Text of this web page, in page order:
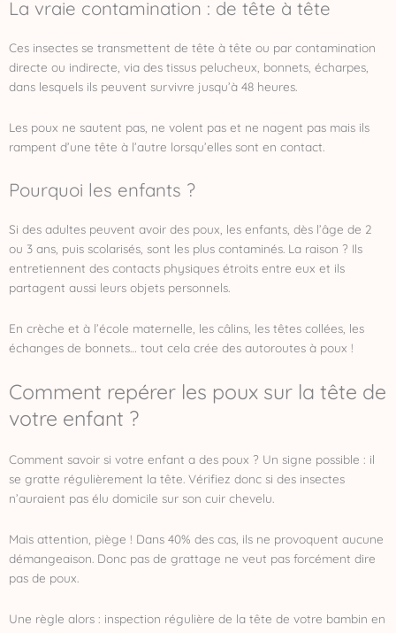
La vraie contamination : de tête à tête
Ces insectes se transmettent de tête à tête ou par contamination
directe ou indirecte, via des tissus pelucheux, bonnets, écharpes,
dans lesquels ils peuvent survivre jusqu’à 48 heures.
Les poux ne sautent pas, ne volent pas et ne nagent pas mais ils
rampent d’une tête à l’autre lorsqu’elles sont en contact.
Pourquoi les enfants ?
Si des adultes peuvent avoir des poux, les enfants, dès l’âge de 2
ou 3 ans, puis scolarisés, sont les plus contaminés. La raison ? Ils
entretiennent des contacts physiques étroits entre eux et ils
partagent aussi leurs objets personnels.
En crèche et à l’école maternelle, les câlins, les têtes collées, les
échanges de bonnets… tout cela crée des autoroutes à poux !
Comment repérer les poux sur la tête de
votre enfant ?
Comment savoir si votre enfant a des poux ? Un signe possible : il
se gratte régulièrement la tête. Vérifiez donc si des insectes
n’auraient pas élu domicile sur son cuir chevelu.
Mais attention, piège ! Dans 40% des cas, ils ne provoquent aucune
démangeaison. Donc pas de grattage ne veut pas forcément dire
pas de poux.
Une règle alors : inspection régulière de la tête de votre bambin en